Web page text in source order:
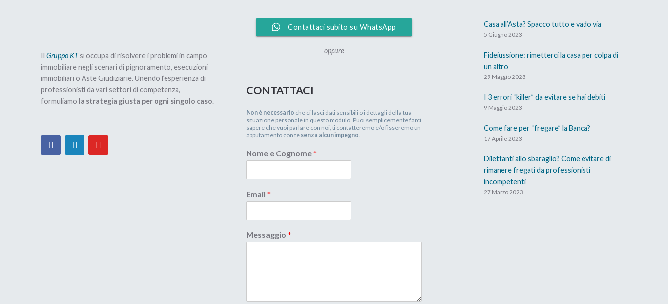
Il Gruppo KTsi occupa di risolvere i problemi in campo
immobiliare negli scenari di pignoramento, esecuzioni
immobiliari o Aste Giudiziarie. Unendo l’esperienza di
professionisti da vari settori di competenza,
formuliamo la strategia giusta per ogni singolo caso.
Contattaci subito su WhatsApp
oppure
CONTATTACI
Non è necessario che ci lasci dati sensibili o i dettagli della tua
situazione personale in questo modulo. Puoi semplicemente farci
sapere che vuoi parlare con noi, ti contatteremo e/o fisseremo un
apputamento con te senza alcun impegno.
Nome e Cognome*
Email *
Messaggio *
Casa all’Asta? Spacco tutto e vado via
5 Giugno 2023
Fideiussione: rimetterci la casa per colpa di
un altro
29 Maggio 2023
I 3 errori “killer” da evitare se hai debiti
9 Maggio 2023
Come fare per “fregare” la Banca?
17 Aprile 2023
Dilettanti allo sbaraglio? Come evitare di
rimanere fregati da professionisti
incompetenti
27 Marzo 2023